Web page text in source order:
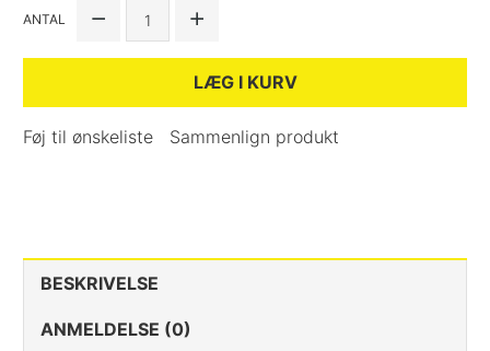
ANTAL
LÆG I KURV
Føj til ønskeliste Sammenlign produkt
BESKRIVELSE
ANMELDELSE (0)